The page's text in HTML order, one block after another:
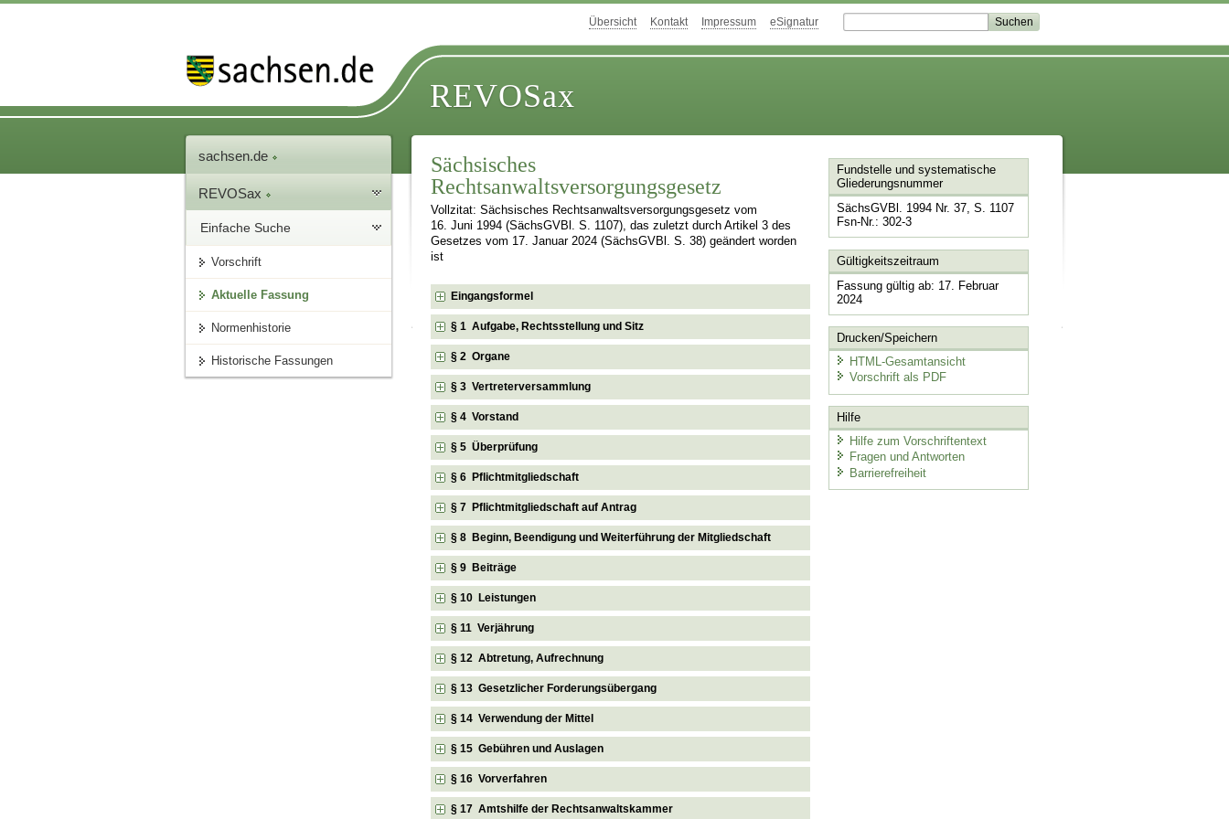
Übersicht Kontakt Impressum eSignatur
REVOSax
sachsen.de
REVOSax
Einfache Suche
Vorschrift
Aktuelle Fassung
Normenhistorie
Historische Fassungen
Sächsisches
Rechtsanwaltsversorgungsgesetz
Vollzitat: Sächsisches Rechtsanwaltsversorgungsgesetz vom
16. Juni 1994 (SächsGVBl. S. 1107), das zuletzt durch Artikel 3 des
Gesetzes vom 17. Januar 2024 (SächsGVBl. S. 38) geändert worden
ist
Eingangsformel
§ 1 Aufgabe, Rechtsstellung und Sitz
§ 2 Organe
§ 3 Vertreterversammlung
§ 4 Vorstand
§ 5 Überprüfung
§ 6 Pflichtmitgliedschaft
§ 7 Pflichtmitgliedschaft auf Antrag
§ 8 Beginn, Beendigung und Weiterführung der Mitgliedschaft
§ 9 Beiträge
§ 10 Leistungen
§ 11 Verjährung
§ 12 Abtretung, Aufrechnung
§ 13 Gesetzlicher Forderungsübergang
§ 14 Verwendung der Mittel
§ 15 Gebühren und Auslagen
§ 16 Vorverfahren
§ 17 Amtshilfe der Rechtsanwaltskammer
Fundstelle und systematische
Gliederungsnummer
SächsGVBl. 1994 Nr. 37, S. 1107
Fsn-Nr.: 302-3
Gültigkeitszeitraum
Fassung gültig ab: 17. Februar
2024
Drucken/Speichern
HTML-Gesamtansicht
Vorschrift als PDF
Hilfe
Hilfe zum Vorschriftentext
Fragen und Antworten
Barrierefreiheit